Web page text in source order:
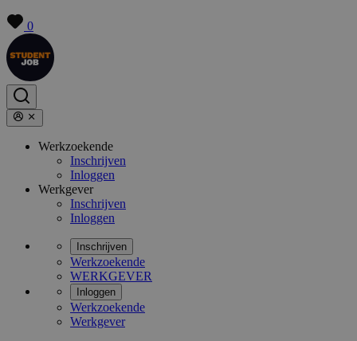
0
Werkzoekende
Inschrijven
Inloggen
Werkgever
Inschrijven
Inloggen
Inschrijven
Werkzoekende
WERKGEVER
Inloggen
Werkzoekende
Werkgever